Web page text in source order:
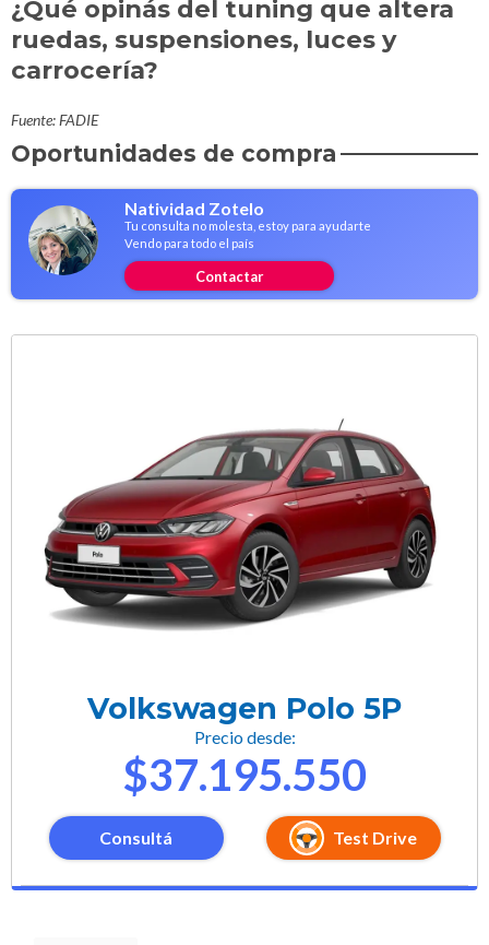
¿Qué opinás del tuning que altera
ruedas, suspensiones, luces y
carrocería?
Fuente: FADIE
Oportunidades de compra
Natividad Zotelo
Tu consulta no molesta, estoy para ayudarte
Vendo para todo el país
Contactar
Volkswagen Polo 5P
Precio desde:
$37.195.550
Consultá Test Drive